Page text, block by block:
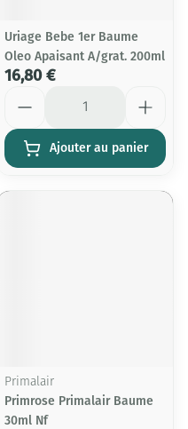
Uriage Bebe 1er Baume
Oleo Apaisant A/grat. 200ml
16,80 €
Ajouter au panier
Primalair
Primrose Primalair Baume
30ml Nf